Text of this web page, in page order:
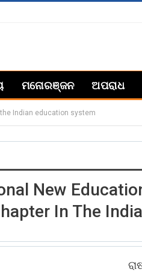
ମନୋରଞ୍ଜନ ଅପରାଧ
Indian education system
New
In The